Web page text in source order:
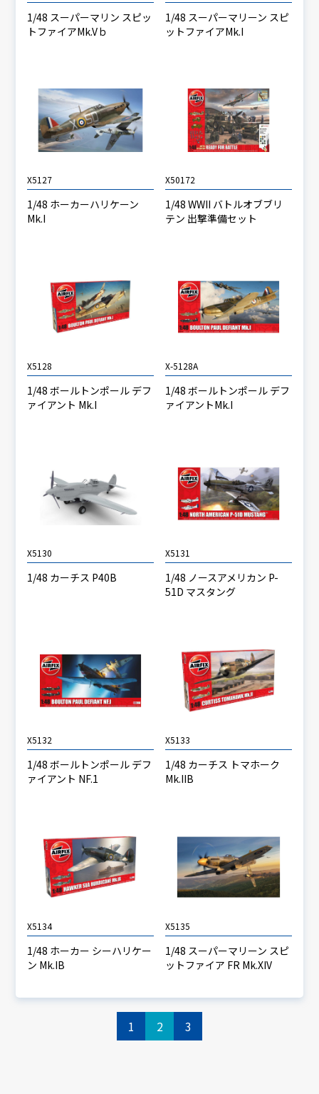
1/48 スーパーマリン スピッ
トファイアMk.Vｂ
1/48 スーパーマリーン スピ
ットファイアMk.I
X5127
1/48 ホーカーハリケーン
Mk.I
X50172
1/48 WWII バトルオブブリ
テン 出撃準備セット
X5128
1/48 ボールトンポール デフ
ァイアント Mk.I
X-5128A
1/48 ボールトンポール デフ
ァイアントMk.I
X5130
1/48 カーチス P40B
X5131
1/48 ノースアメリカン P-
51D マスタング
X5132
1/48 ボールトンポール デフ
ァイアント NF.1
X5133
1/48 カーチス トマホーク
Mk.IIB
X5134
1/48 ホーカー シーハリケー
ン Mk.IB
X5135
1/48 スーパーマリーン スピ
ットファイア FR Mk.XIV
1 2 3